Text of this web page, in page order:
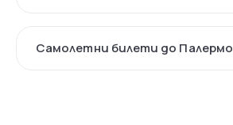
Самолетни билети до Палермо